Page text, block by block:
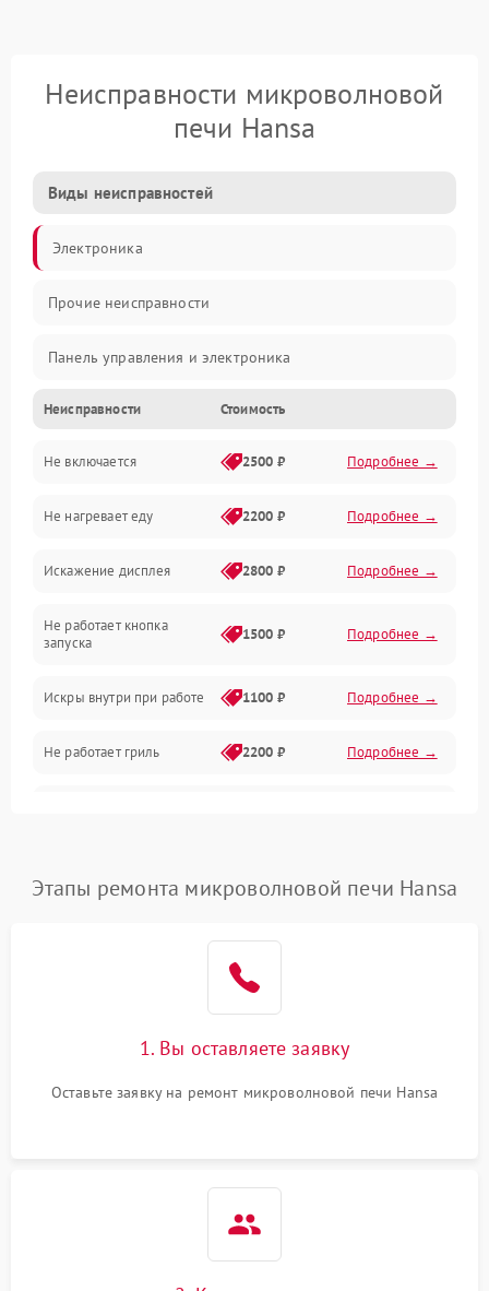
Неисправности микроволновой
печи Hansa
Виды неисправностей
Электроника
Прочие неисправности
Панель управления и электроника
Дверца и корпус
Механика и внутренние элементы
Механические повреждения
Питание и запуск
Нагрев и приготовление
Программное обеспечение
Неисправности Стоимость
Не включается 2500 ₽ Подробнее →
Не нагревает еду 2200 ₽ Подробнее →
Искажение дисплея 2800 ₽ Подробнее →
Не работает кнопка
запуска
1500 ₽ Подробнее →
Искры внутри при работе 1100 ₽ Подробнее →
Не работает гриль 2200 ₽ Подробнее →
Подробнее →
2200 ₽
Не работают сенсорные
1000 ₽
Этапы ремонта микроволновой печи Hansa
1. Вы оставляете заявку
Оставьте заявку на ремонт микроволновой печи Hansa